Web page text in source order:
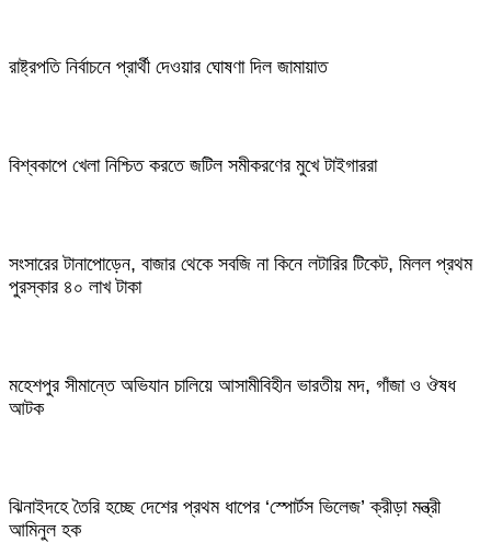
রাষ্ট্রপতি নির্বাচনে প্রার্থী দেওয়ার ঘোষণা দিল জামায়াত
বিশ্বকাপে খেলা নিশ্চিত করতে জটিল সমীকরণের মুখে টাইগাররা
সংসারের টানাপোড়েন, বাজার থেকে সবজি না কিনে লটারির টিকেট, মিলল প্রথম
পুরস্কার ৪০ লাখ টাকা
মহেশপুর সীমান্তে অভিযান চালিয়ে আসামীবিহীন ভারতীয় মদ, গাঁজা ও ঔষধ
আটক
ঝিনাইদহে তৈরি হচ্ছে দেশের প্রথম ধাপের ‘স্পোর্টস ভিলেজ’ ক্রীড়া মন্ত্রী
আমিনুল হক